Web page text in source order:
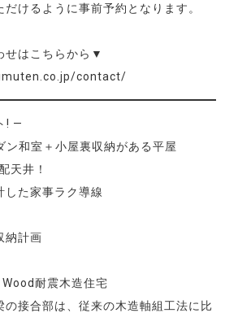
けるように事前予約となります。
せはこちらから▼
contact/
! —
ン和室＋小屋裏収納がある平屋
天井！
した家事ラク導線
納計画
耐震木造住宅
の接合部は、従来の木造軸組工法に比